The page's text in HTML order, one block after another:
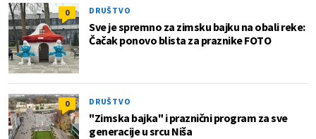
0 DRUŠTVO
Sve je spremno za zimsku bajku na obali reke:
Čačak ponovo blista za praznike FOTO
0 DRUŠTVO
"Zimska bajka" i praznični program za sve
generacije u srcu Niša